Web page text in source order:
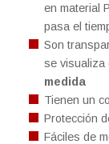
en material
pasa el
Son
se visualiza
medida
Tienen un
Protección
Fáciles de